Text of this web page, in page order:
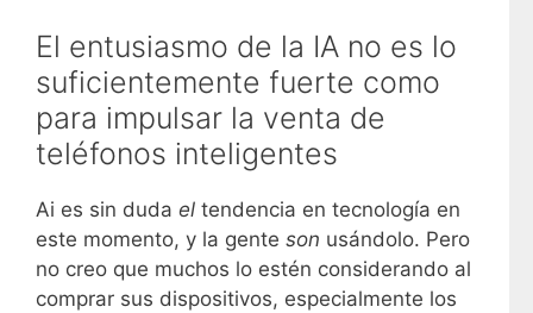
El entusiasmo de la IA no es lo
suficientemente fuerte como
para impulsar la venta de
teléfonos inteligentes
Ai es sin duda el tendencia en tecnología en
este momento, y la gente son usándolo. Pero
no creo que muchos lo estén considerando al
comprar sus dispositivos, especialmente los